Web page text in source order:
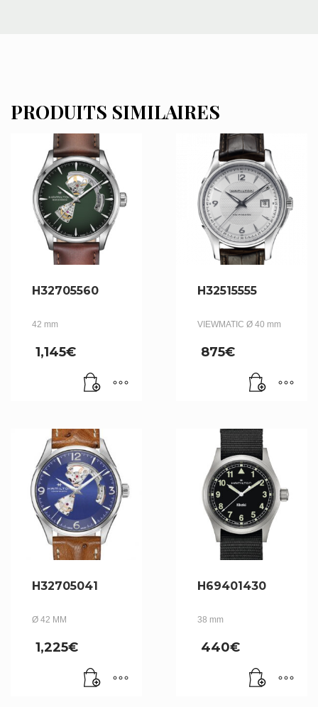
PRODUITS SIMILAIRES
H32705560
42 mm
1,145€
H32515555
VIEWMATIC Ø 40 mm
875€
H32705041
Ø 42 MM
1,225€
H69401430
38 mm
440€